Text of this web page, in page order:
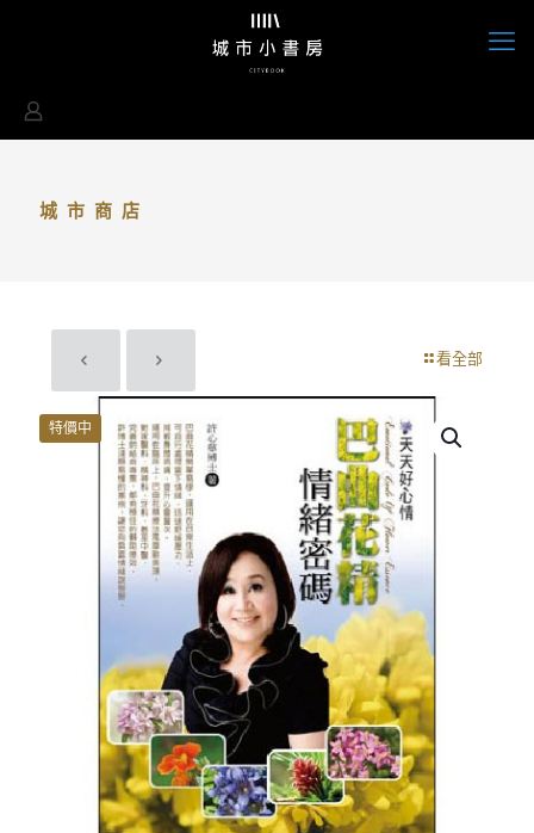
城市商店
看全部
特價中